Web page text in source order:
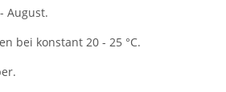
August.
bei konstant 20 - 25 °C.